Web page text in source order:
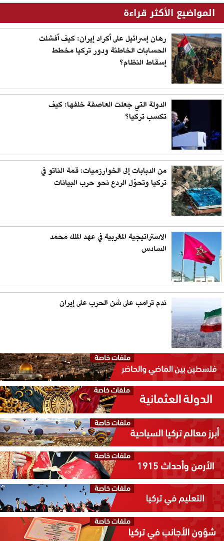
المواضيع الأكثر قراءة
رهان إسرائيل على أكراد إيران: كيف أفشلت
الحسابات الخاطئة ودور تركيا مخطط
إسقاط النظام؟
الدولة التي جعلت العاصفة خلفها: كيف
تكسب تركيا؟
من الدبابات إلى الخوارزميات: قمة الناتو في
تركيا وتحوّل الردع نحو حرب البيانات
الاستراتيجية المغربية في عهد الملك محمد
السادس
ندم ترامب على شن الحرب على إيران